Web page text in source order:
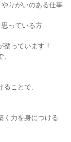
りがいのある仕事
っている方
っています！
ことで、
く力を身につける